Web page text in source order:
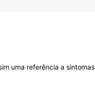
uma referência a sintomas